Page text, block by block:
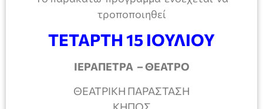
τροποποιηθεί
ΤΕΤΑΡΤΗ 15 ΙΟΥΛΙΟΥ
ΙΕΡΑΠΕΤΡΑ – ΘΕΑΤΡΟ
ΘΕΑΤΡΙΚΗ ΠΑΡΑΣΤΑΣΗ
ΚΗΠΟΣ